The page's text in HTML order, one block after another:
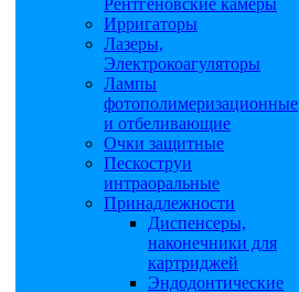
Рентгеновские камеры
Ирригаторы
Лазеры,
Электрокоагуляторы
Лампы
фотополимеризационные
и отбеливающие
Очки защитные
Пескоструи
интраоральные
Принадлежности
Диспенсеры,
наконечники для
картриджей
Эндодонтические